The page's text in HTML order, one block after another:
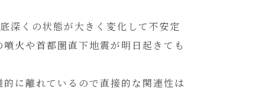
深くの状態が大きく変化して不安定
火や首都圏直下地震が明日起きても
に離れているので直接的な関連性は